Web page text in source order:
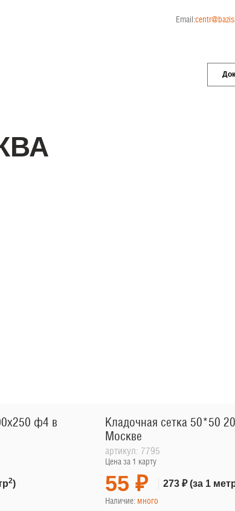
Email:
ф4 в
2)
Кладочная сетка 50*50
Москве
артикул: 7795
Цена за 1 карту
55 ₽ 273 ₽(за 1
Наличие: много